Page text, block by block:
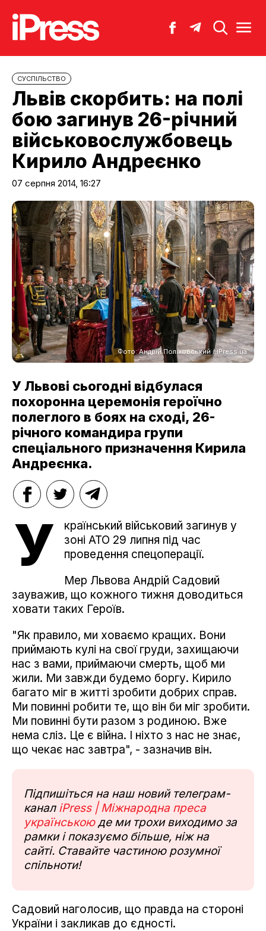
CУСПІЛЬСТВО
Львів скорбить: на полі
бою загинув 26-річний
військовослужбовець
Кирило Андреєнко
07 серпня 2014, 16:27
Фото: Андрій Поліковський / iPress.ua
У Львові сьогодні відбулася
похоронна церемонія героїчно
полеглого в боях на сході, 26-
річного командира групи
спеціального призначення Кирила
Андреєнка.
У
країнський військовий загинув у
зоні АТО 29 липня під час
проведення спецоперації.
Мер Львова Андрій Садовий
зауважив, що кожного тижня доводиться
ховати таких Героїв.
"Як правило, ми ховаємо кращих. Вони
приймають кулі на свої груди, захищаючи
нас з вами, приймаючи смерть, щоб ми
жили. Ми завжди будемо боргу. Кирило
багато міг в житті зробити добрих справ.
Ми повинні робити те, що він би міг зробити.
Ми повинні бути разом з родиною. Вже
нема сліз. Це є війна. І ніхто з нас не знає,
що чекає нас завтра", - зазначив він.
Підпишіться на наш новий телеграм-
канал iPress | Міжнародна преса
українськоюде ми трохи виходимо за
рамки і показуємо більше, ніж на
сайті. Ставайте частиною розумної
спільноти!
Садовий наголосив, що правда на стороні
України і закликав до єдності.